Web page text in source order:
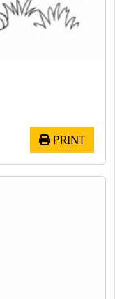
PRINT